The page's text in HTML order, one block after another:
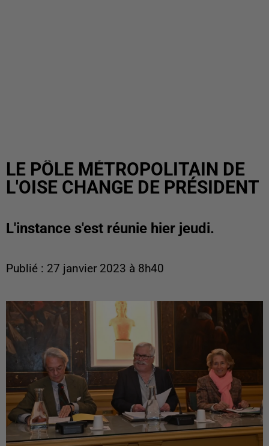
LE PÔLE MÉTROPOLITAIN DE
L'OISE CHANGE DE PRÉSIDENT
L'instance s'est réunie hier jeudi.
Publié : 27 janvier 2023 à 8h40